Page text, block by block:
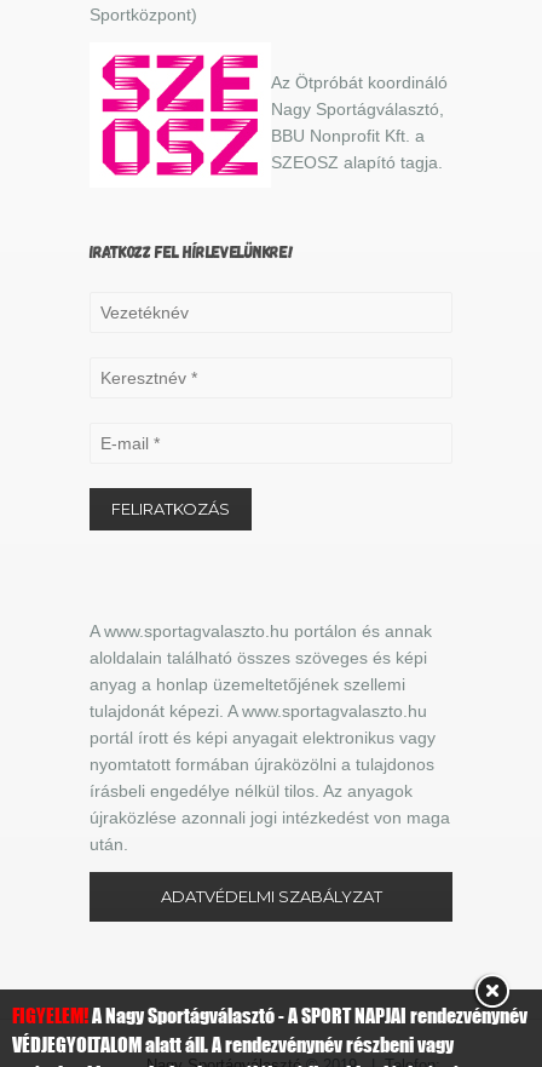
Sportközpont)
Az Ötpróbát koordináló
Nagy Sportágválasztó,
BBU Nonprofit Kft. a
SZEOSZ alapító tagja.
IRATKOZZ FEL HÍRLEVELÜNKRE!
A www.sportagvalaszto.hu portálon és annak
aloldalain található összes szöveges és képi
anyag a honlap üzemeltetőjének szellemi
tulajdonát képezi. A www.sportagvalaszto.hu
portál írott és képi anyagait elektronikus vagy
nyomtatott formában újraközölni a tulajdonos
írásbeli engedélye nélkül tilos. Az anyagok
újraközlése azonnali jogi intézkedést von maga
után.
ADATVÉDELMI SZABÁLYZAT
FIGYELEM!A Nagy Sportágválasztó - A SPORT NAPJAI rendezvénynév
VÉDJEGYOLTALOM alatt áll. A rendezvénynév részbeni vagy